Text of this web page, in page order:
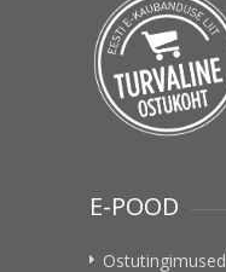
E-POOD
Ostutingimused